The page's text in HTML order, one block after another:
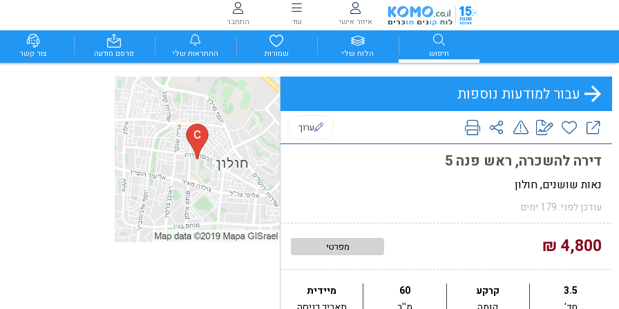
איזור אישי עוד התחבר
חיפוש הלוח שלי שמורות ההתראות שלי פרסם מודעה צור קשר
עבור למודעות נוספות
ערוך
דירה להשכרה, ראש פנה 5
נאות שושנים, חולון
עודכן לפני: 179 ימים
4,800 ₪ מפרטי
3.5
קרקע
60
מיידית